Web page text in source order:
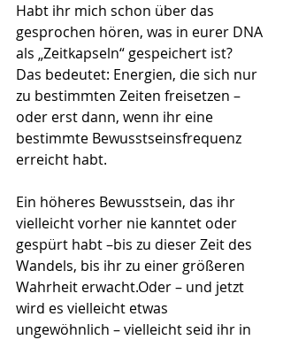
Habt ihr mich schon über das
gesprochen hören, was in eurer DNA
als „Zeitkapseln“ gespeichert ist?
Das bedeutet: Energien, die sich nur
zu bestimmten Zeiten freisetzen –
oder erst dann, wenn ihr eine
bestimmte Bewusstseinsfrequenz
erreicht habt.
Ein höheres Bewusstsein, das ihr
vielleicht vorher nie kanntet oder
gespürt habt –bis zu dieser Zeit des
Wandels, bis ihr zu einer größeren
Wahrheit erwacht.Oder – und jetzt
wird es vielleicht etwas
ungewöhnlich – vielleicht seid ihr in